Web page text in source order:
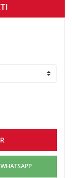
WHATSAPP